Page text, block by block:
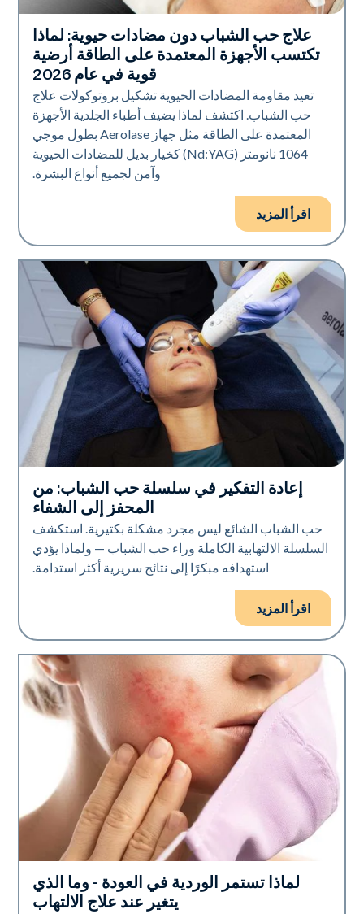
صحة الجلد
علاج حب الشباب دون مضادات حيوية: لماذا
تكتسب الأجهزة المعتمدة على الطاقة أرضية
قوية في عام 2026
تعيد مقاومة المضادات الحيوية تشكيل بروتوكولات علاج
حب الشباب. اكتشف لماذا يضيف أطباء الجلدية الأجهزة
المعتمدة على الطاقة مثل جهاز Aerolase بطول موجي
1064 نانومتر (Nd:YAG) كخيار بديل للمضادات الحيوية
وآمن لجميع أنواع البشرة.
اقرأ المزيد
صحة الجلد
إعادة التفكير في سلسلة حب الشباب: من
المحفز إلى الشفاء
حب الشباب الشائع ليس مجرد مشكلة بكتيرية. استكشف
السلسلة الالتهابية الكاملة وراء حب الشباب — ولماذا يؤدي
استهدافه مبكرًا إلى نتائج سريرية أكثر استدامة.
اقرأ المزيد
صحة الجلد
لماذا تستمر الوردية في العودة - وما الذي
يتغير عند علاج الالتهاب